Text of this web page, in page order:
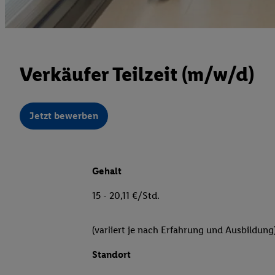
Verkäufer Teilzeit (m/w/d)
Jetzt bewerben
Gehalt
15 - 20,11 €/Std.
(variiert je nach Erfahrung und
Standort